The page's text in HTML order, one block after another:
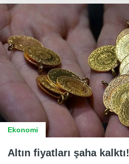
Ekonomi
Altın fiyatları şaha kalktı!